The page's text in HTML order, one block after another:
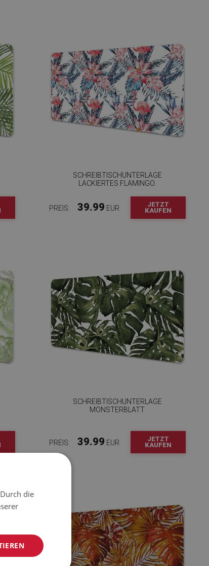
SCHREIBTISCHUNTERLAGE
LACKIERTES FLAMINGO.
PREIS: 39.99 EUR
JETZT
KAUFEN
SCHREIBTISCHUNTERLAGE
MONSTERBLATT
PREIS: 39.99 EUR
JETZT
KAUFEN
die